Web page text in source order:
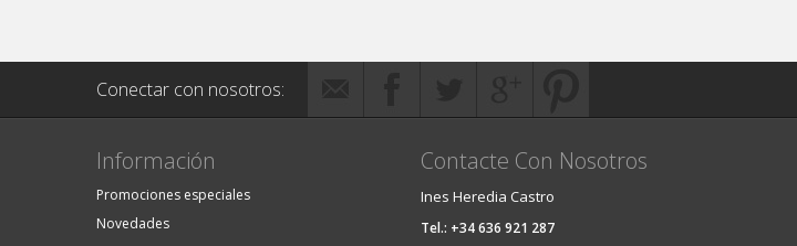
Conectar con nosotros:
Información
Promociones especiales
Novedades
Contacte Con Nosotros
Ines Heredia Castro
Tel.: +34 636 921 287